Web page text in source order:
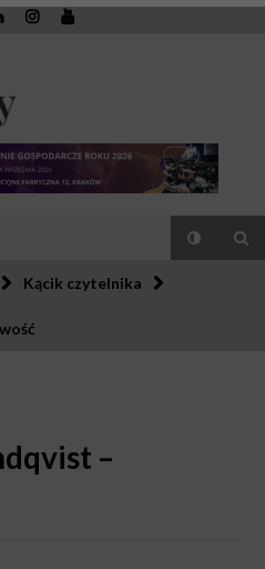
Monitor
Rynkowy
Kącik czytelnika
–